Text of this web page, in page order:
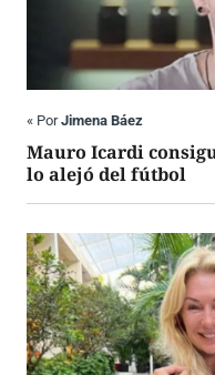
« PorJimena Báez
Mauro Icardi
lo alejó del fútbol